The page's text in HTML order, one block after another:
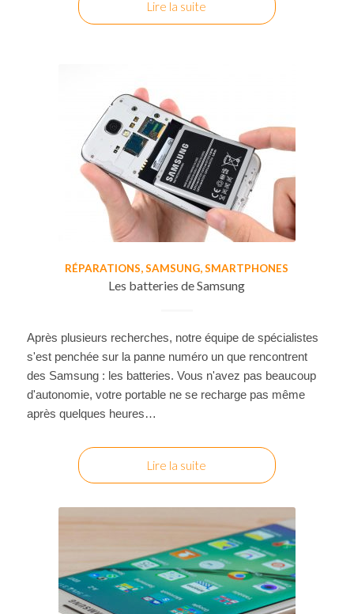
Lire la suite
RÉPARATIONS,SAMSUNG,SMARTPHONES
Les batteries de Samsung
Après plusieurs recherches, notre équipe de spécialistes
s'est penchée sur la panne numéro un que rencontrent
des Samsung : les batteries. Vous n'avez pas beaucoup
d'autonomie, votre portable ne se recharge pas même
après quelques heures…
Lire la suite